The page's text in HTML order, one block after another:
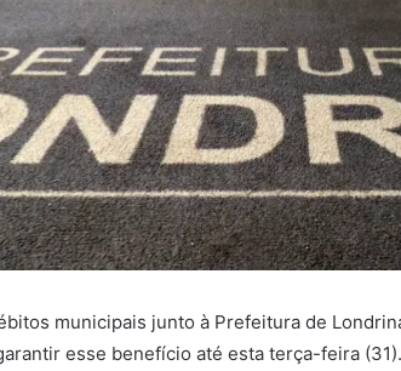
municipais junto à Prefeitura de
esse benefício até esta terça-feira